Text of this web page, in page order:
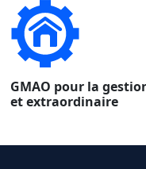
GMAO pour la
et extraordinaire